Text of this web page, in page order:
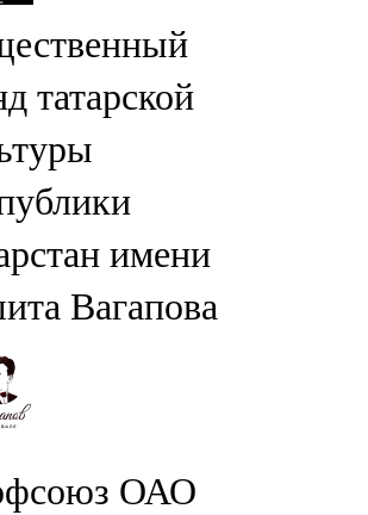
татарской
имени
Вагапова
ОАО